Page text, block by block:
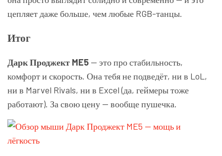
цепляет даже больше, чем любые RGB-танцы.
Итог
Дарк Проджект ME5 — это про стабильность,
комфорт и скорость. Она тебя не подведёт, ни в LoL,
ни в Marvel Rivals, ни в Excel (да, геймеры тоже
работают). За свою цену — вообще пушечка.